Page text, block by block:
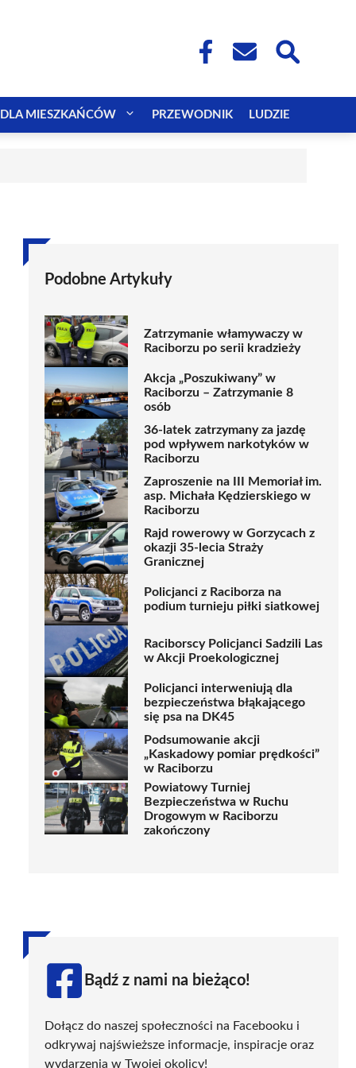
DLA MIESZKAŃCÓW PRZEWODNIK LUDZIE
Podobne Artykuły
Zatrzymanie włamywaczy w
Raciborzu po serii kradzieży
Akcja „Poszukiwany” w
Raciborzu – Zatrzymanie 8
osób
36-latek zatrzymany za jazdę
pod wpływem narkotyków w
Raciborzu
Zaproszenie na III Memoriał im.
asp. Michała Kędzierskiego w
Raciborzu
Rajd rowerowy w Gorzycach z
okazji 35-lecia Straży
Granicznej
Policjanci z Raciborza na
podium turnieju piłki siatkowej
Raciborscy Policjanci Sadzili Las
w Akcji Proekologicznej
Policjanci interweniują dla
bezpieczeństwa błąkającego
się psa na DK45
Podsumowanie akcji
„Kaskadowy pomiar prędkości”
w Raciborzu
Powiatowy Turniej
Bezpieczeństwa w Ruchu
Drogowym w Raciborzu
zakończony
Bądź z nami na bieżąco!
Dołącz do naszej społeczności na Facebooku i
odkrywaj najświeższe informacje, inspiracje oraz
wydarzenia w Twojej okolicy!